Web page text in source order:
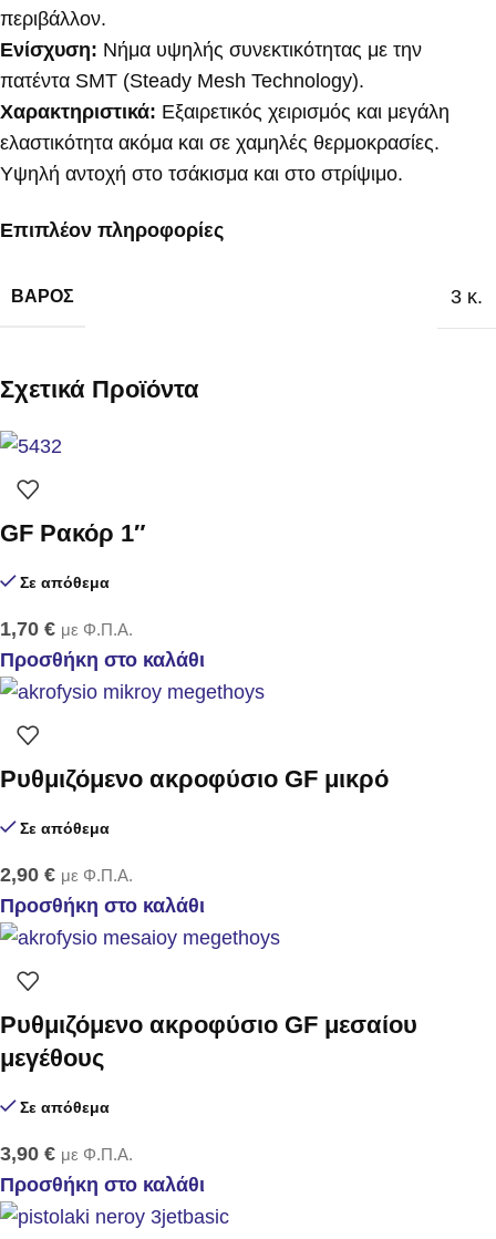
περιβάλλον.
Ενίσχυση: Νήμα υψηλής συνεκτικότητας με την
πατέντα SMT (Steady Mesh Technology).
Χαρακτηριστικά: Εξαιρετικός χειρισμός και μεγάλη
ελαστικότητα ακόμα και σε χαμηλές θερμοκρασίες.
Υψηλή αντοχή στο τσάκισμα και στο στρίψιμο.
Επιπλέον πληροφορίες
ΒΆΡΟΣ 3 κ.
Σχετικά Προϊόντα
GF Ρακόρ 1″
Σε απόθεμα
1,70 € με Φ.Π.Α.
Προσθήκη στο καλάθι
Ρυθμιζόμενο ακροφύσιο GF μικρό
Σε απόθεμα
2,90 € με Φ.Π.Α.
Προσθήκη στο καλάθι
Ρυθμιζόμενο ακροφύσιο GF μεσαίου
μεγέθους
Σε απόθεμα
3,90 € με Φ.Π.Α.
Προσθήκη στο καλάθι